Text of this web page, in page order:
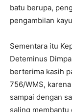
batu berupa,
pengambilan
Sementara itu
Deteminus
berterima kasih
756/WMS,
sampai dengan
saling